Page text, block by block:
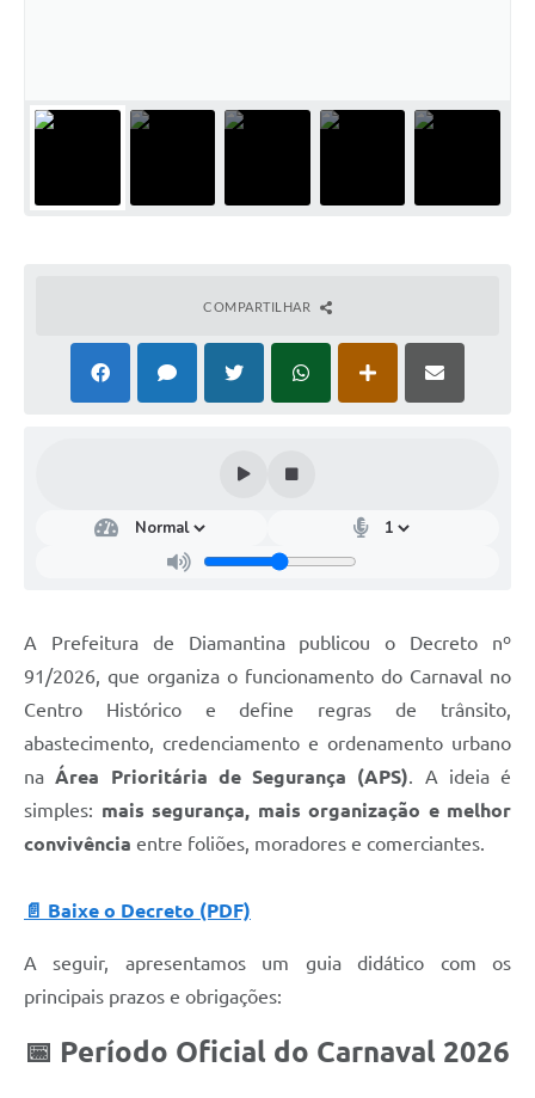
COMPARTILHAR
A Prefeitura de Diamantina publicou o Decreto nº
91/2026, que organiza o funcionamento do Carnaval no
Centro Histórico e define regras de trânsito,
abastecimento, credenciamento e ordenamento urbano
na Área Prioritária de Segurança (APS) . A ideia é
simples: mais segurança, mais organização e melhor
convivência entre foliões, moradores e comerciantes.
📄 Baixe o Decreto (PDF)
A seguir, apresentamos um guia didático com os
principais prazos e obrigações:
📅 Período Oficial do Carnaval 2026